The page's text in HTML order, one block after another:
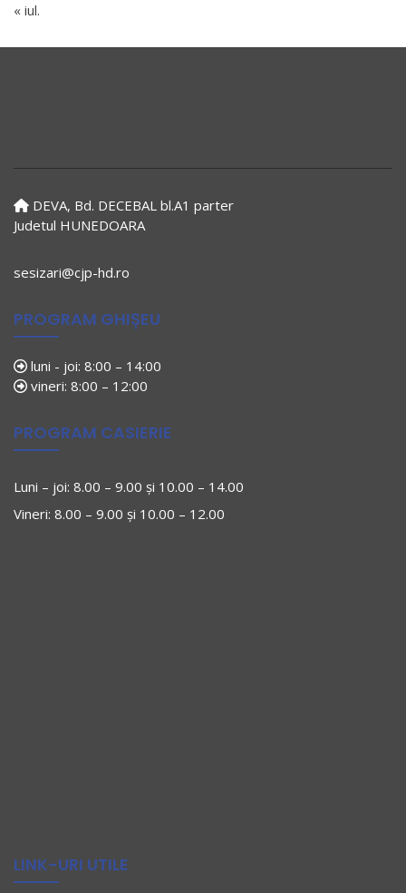
« iul.
DEVA, Bd. DECEBAL bl.A1 parter
Judetul HUNEDOARA
sesizari@cjp-hd.ro
PROGRAM GHIȘEU
luni - joi: 8:00 – 14:00
vineri: 8:00 – 12:00
PROGRAM CASIERIE
Luni – joi: 8.00 – 9.00 și 10.00 – 14.00
Vineri: 8.00 – 9.00 și 10.00 – 12.00
LINK-URI UTILE